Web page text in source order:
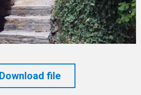
Download file